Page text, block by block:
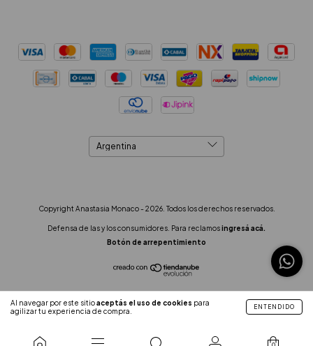
Al navegar por este sitioaceptás el uso de cookies para
agilizar tu experiencia de compra.
ENTENDIDO
Copyright Anastasia Monaco - 2026. Todos los derechos reservados.
Defensa de las y los consumidores. Para reclamosingresá acá.
Botón de arrepentimiento